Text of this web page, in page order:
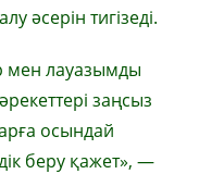
әсерін тигізеді.
мен лауазымды
заңсыз
осындай
беру қажет», —